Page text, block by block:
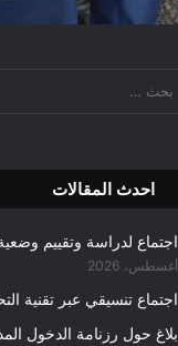
احدث المقالات
اجتماع لدراسة وتقييم
أغسطس، 2026
اجتماع تنسيقي عبر تقنية